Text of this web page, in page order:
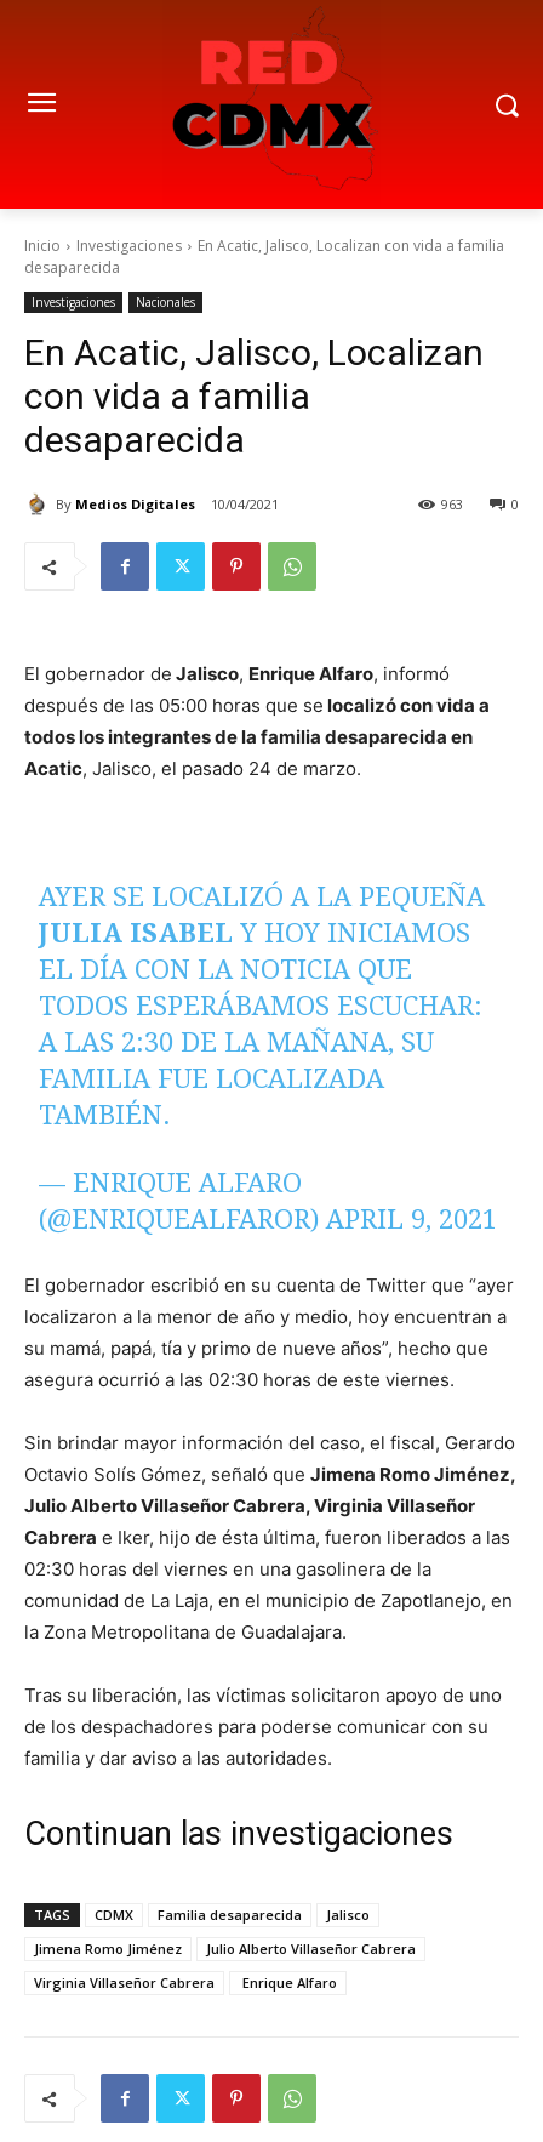
Inicio Investigaciones
En Acatic, Jalisco, Localizan con vida a familia
desaparecida
Investigaciones Nacionales
En Acatic, Jalisco, Localizan
con vida a familia
desaparecida
By Medios Digitales 10/04/2021 0
963
El gobernador de Jalisco, Enrique Alfaro, informó
después de las 05:00 horas que se localizó con vida a
todos los integrantes de la familia desaparecida en
Acatic, Jalisco, el pasado 24 de marzo.
AYER SE LOCALIZÓ A LA PEQUEÑA
JULIA ISABEL Y HOY INICIAMOS
EL DÍA CON LA NOTICIA QUE
TODOS ESPERÁBAMOS ESCUCHAR:
A LAS 2:30 DE LA MAÑANA, SU
FAMILIA FUE LOCALIZADA
TAMBIÉN.
— ENRIQUE ALFARO
(@ENRIQUEALFAROR)APRIL 9, 2021
El gobernador escribió en su cuenta de Twitter que “ayer
localizaron a la menor de año y medio, hoy encuentran a
su mamá, papá, tía y primo de nueve años”, hecho que
asegura ocurrió a las 02:30 horas de este viernes.
Sin brindar mayor información del caso, el fiscal, Gerardo
Octavio Solís Gómez, señaló que Jimena Romo Jiménez,
Julio Alberto Villaseñor Cabrera, Virginia Villaseñor
Cabrera e Iker, hijo de ésta última, fueron liberados a las
02:30 horas del viernes en una gasolinera de la
comunidad de La Laja, en el municipio de Zapotlanejo, en
la Zona Metropolitana de Guadalajara.
Tras su liberación, las víctimas solicitaron apoyo de uno
de los despachadores para poderse comunicar con su
familia y dar aviso a las autoridades.
Continuan las investigaciones
TAGS CDMX Familia desaparecida
Jalisco
Jimena Romo Jiménez
Julio Alberto Villaseñor Cabrera
Virginia Villaseñor Cabrera
Enrique Alfaro